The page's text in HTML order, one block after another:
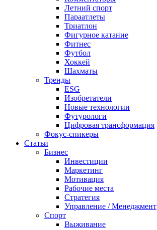
Летний спорт
Параатлеты
Триатлон
Фигурное катание
Фитнес
Футбол
Хоккей
Шахматы
Тренды
ESG
Изобретатели
Новые технологии
Футурологи
Цифровая трансформация
Фокус-спикеры
Статьи
Бизнес
Инвестиции
Маркетинг
Мотивация
Рабочие места
Стратегия
Управление / Менеджмент
Спорт
Выживание